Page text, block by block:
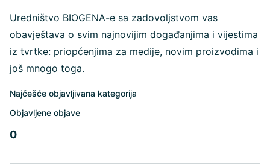
Uredništvo BIOGENA-e sa zadovoljstvom vas
obavještava o svim najnovijim događanjima i vijestima
iz tvrtke: priopćenjima za medije, novim proizvodima i
još mnogo toga.
Najčešće objavljivana kategorija
Objavljene objave
0